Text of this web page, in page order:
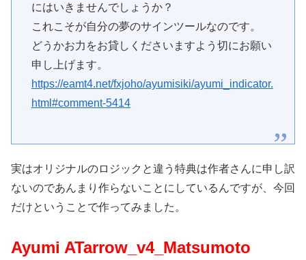
にはいきませんでしょうか？
これこそが自分の夢のサインツールなのです。
どうかお力をお貸しくださいますよう切にお願い
申し上げます。
https://eamt4.net/fxjoho/ayumisiki/ayumi_indicator.
html#comment-5414
実はオリジナルのロジックと違う特典は作者さんに申し訳
ないのであんまり作らないことにしているんですが、今回
だけということで作ってみました。
Ayumi ATarrow_v4_Matsumoto